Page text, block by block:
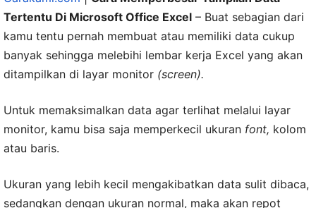
Tertentu Di Microsoft Office Excel – Buat sebagian dari
kamu tentu pernah membuat atau memiliki data cukup
banyak sehingga melebihi lembar kerja Excel yang akan
ditampilkan di layar monitor (screen).
Untuk memaksimalkan data agar terlihat melalui layar
monitor, kamu bisa saja memperkecil ukuran font, kolom
atau baris.
Ukuran yang lebih kecil mengakibatkan data sulit dibaca,
sedangkan dengan ukuran normal, maka akan repot